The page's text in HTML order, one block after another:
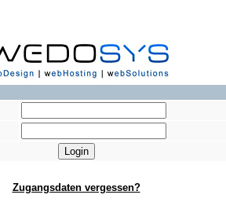
Zugangsdaten vergessen?